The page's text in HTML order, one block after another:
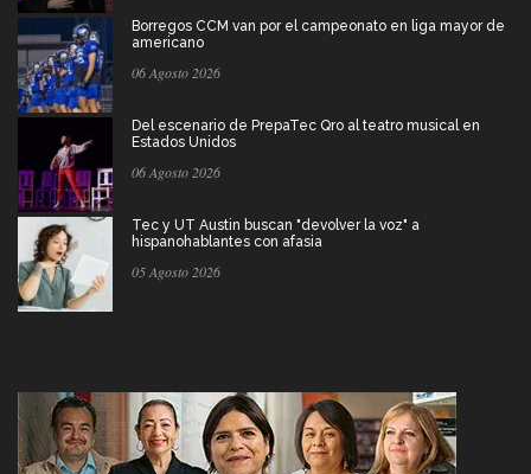
Borregos CCM van por el campeonato en liga mayor de
americano
06 Agosto 2026
Del escenario de PrepaTec Qro al teatro musical en
Estados Unidos
06 Agosto 2026
Tec y UT Austin buscan "devolver la voz" a
hispanohablantes con afasia
05 Agosto 2026